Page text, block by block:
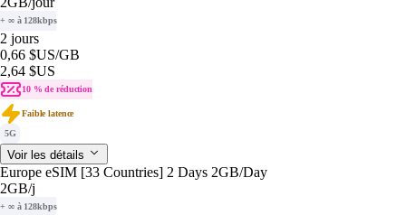
+ ∞ à 128kbps
2 jours
0,66 $US/GB
2,64 $US
10 % de réduction
Faible latence
5G
Voir les détails
Europe eSIM [33 Countries] 2 Days 2GB/Day
2GB/j
+ ∞ à 128kbps